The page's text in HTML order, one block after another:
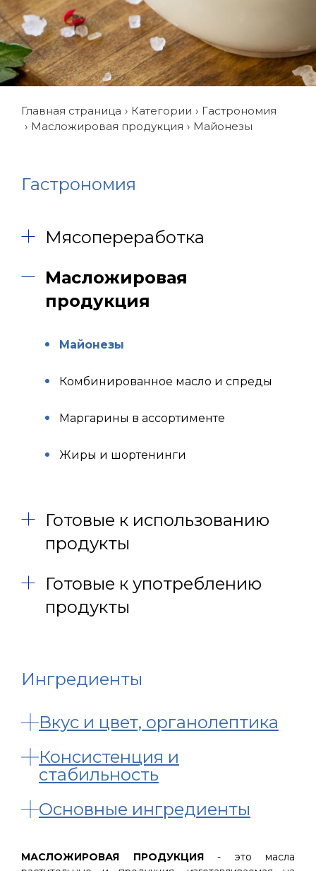
Главная страница Категории
Гастрономия
Масложировая продукция
Майонезы
Гастрономия
Мясопереработка
Масложировая
продукция
Майонезы
Комбинированное масло и спреды
Маргарины в ассортименте
Жиры и шортенинги
Готовые к использованию
продукты
Готовые к употреблению
продукты
Ингредиенты
Вкус и цвет, органолептика
Консистенция и
стабильность
Основные ингредиенты
МАСЛОЖИРОВАЯ ПРОДУКЦИЯ - это масла